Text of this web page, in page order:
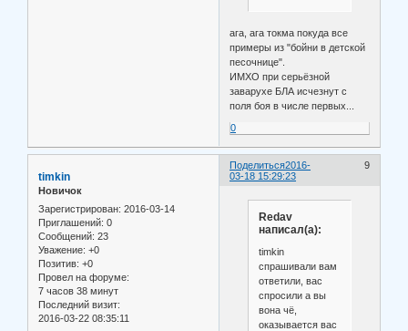
ага, ага токма покуда все
примеры из "бойни в детской
песочнице".
ИМХО при серьёзной
заварухе БЛА исчезнут с
поля боя в числе первых...
0
Поделиться 9
2016-
03-18 15:29:23
timkin
Новичок
Зарегистрирован: 2016-03-14
Приглашений: 0
Сообщений: 23
Уважение: +0
Позитив: +0
Провел на форуме:
7 часов 38 минут
Последний визит:
2016-03-22 08:35:11
Redav
написал(а):
timkin
спрашивали вам
ответили, вас
спросили а вы
вона чё,
оказывается вас